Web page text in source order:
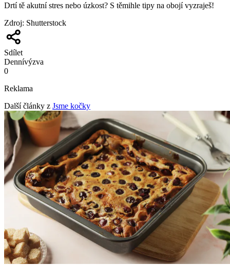
Drtí tě akutní stres nebo úzkost? S těmihle tipy na obojí vyzraješ!
Zdroj: Shutterstock
Sdílet
Dennívýzva
0
Reklama
Další články z Jsme kočky